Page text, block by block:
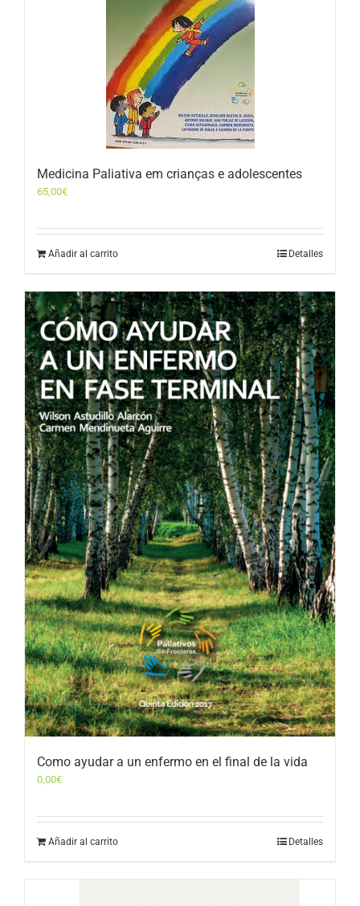
Medicina Paliativa em crianças e adolescentes
65,00€
Añadir al carrito Detalles
Como ayudar a un enfermo en el final de la vida
0,00€
Añadir al carrito Detalles